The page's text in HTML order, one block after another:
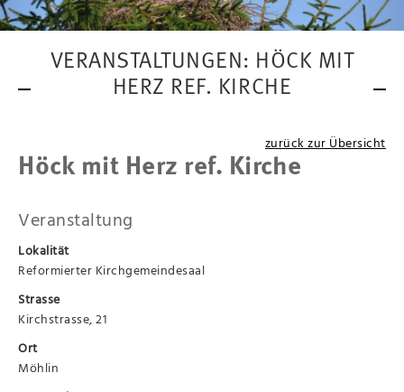
VERANSTALTUNGEN: HÖCK MIT
HERZ REF. KIRCHE
zurück zur Übersicht
Höck mit Herz ref. Kirche
Veranstaltung
Lokalität
Reformierter Kirchgemeindesaal
Strasse
Kirchstrasse, 21
Ort
Möhlin